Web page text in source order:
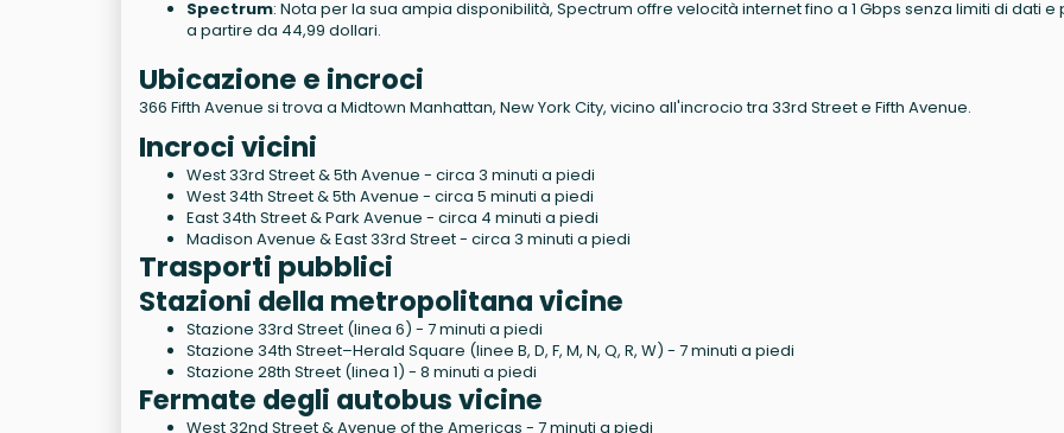
Spectrum: Nota per la sua ampia disponibilità, Spectrum offre velocità internet fino a 1 Gbps senza limiti di dati e
a partire da 44,99 dollari.
Ubicazione e incroci
366 Fifth Avenue si trova a Midtown Manhattan, New York City, vicino all'incrocio tra 33rd Street e Fifth Avenue.
Incroci vicini
West 33rd Street & 5th Avenue - circa 3 minuti a piedi
West 34th Street & 5th Avenue - circa 5 minuti a piedi
East 34th Street & Park Avenue - circa 4 minuti a piedi
Madison Avenue & East 33rd Street - circa 3 minuti a piedi
Trasporti pubblici
Stazioni della metropolitana vicine
Stazione 33rd Street (linea 6) - 7 minuti a piedi
Stazione 34th Street–Herald Square (linee B, D, F, M, N, Q, R, W) - 7 minuti a piedi
Stazione 28th Street (linea 1) - 8 minuti a piedi
Fermate degli autobus vicine
West 32nd Street & Avenue of the Americas - 7 minuti a piedi